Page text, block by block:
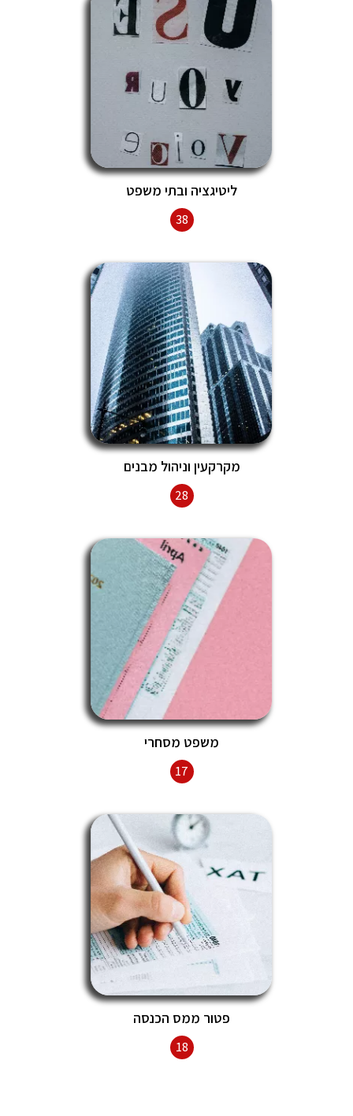
ליטיגציה ובתי משפט
38
מקרקעין וניהול מבנים
28
משפט מסחרי
17
פטור ממס הכנסה
18